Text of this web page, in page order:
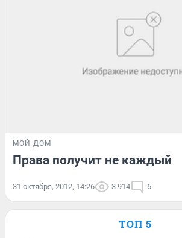
МОЙ ДОМ
Права получит не каждый
31 октября, 2012, 14:26 3 914 6
ТОП 5